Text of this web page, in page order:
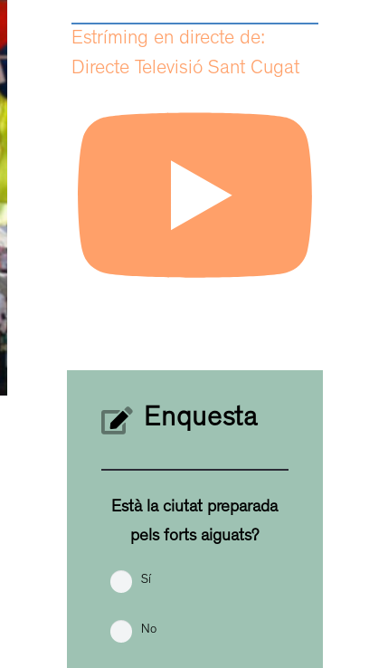
Estríming en directe de:
Directe Televisió Sant Cugat
Enquesta
Està la ciutat preparada
pels forts aiguats?
Sí
No